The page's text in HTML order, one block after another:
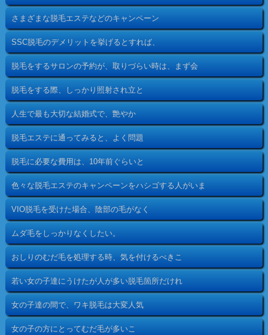
さまざまな脱毛エステなどのキャンペーン
SSC脱毛のデメリットを挙げるとすれば、
脱毛をするサロンの予約が、取りづらい時は、まず会
脱毛をする際、しっかり照射され立と
人生で最も大切な結婚式で、艶やか
脱毛エステに通ってみると、よく問題
脱毛に必要な費用は、10年前ぐらいと
色々な脱毛エステのキャンペーンをハシゴする人がいま
VIO脱毛を受けた場合、陰部の毛がなく
ムダ毛をしっかりなくしたい。
おしりのむだ毛を処理する時、気を付けるべきこ
若い女の子達にうけたが人が多い脱毛箇所だけれ
女の子達の間で、ワキ脱毛は大変人気
女の子の方にとってむだ毛が多いこ